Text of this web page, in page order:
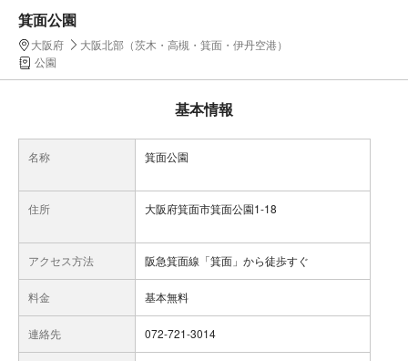
箕面公園
大阪府
大阪北部（茨木・高槻・箕面・伊丹空港）
公園
基本情報
名称 箕面公園
住所 大阪府箕面市箕面公園1-18
アクセス方法 阪急箕面線「箕面」から徒歩すぐ
料金 基本無料
連絡先 072-721-3014